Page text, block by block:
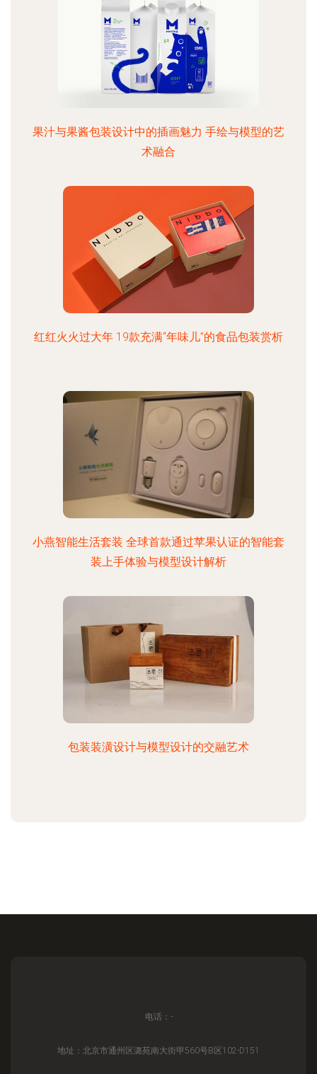
果汁与果酱包装设计中的插画魅力 手绘与模型的艺
术融合
红红火火过大年 19款充满“年味儿”的食品包装赏析
小燕智能生活套装 全球首款通过苹果认证的智能套
装上手体验与模型设计解析
包装装潢设计与模型设计的交融艺术
电话：-
地址：北京市通州区潞苑南大街甲560号B区102-D151